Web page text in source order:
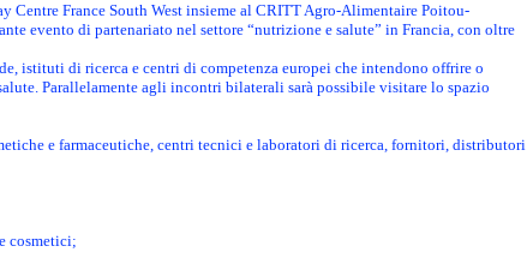
Centre France South West insieme al CRITT Agro-Alimentaire Poitou-
evento di partenariato nel settore “nutrizione e salute” in Francia, con oltre
istituti di ricerca e centri di competenza europei che intendono offrire o
Parallelamente agli incontri bilaterali sarà possibile visitare lo spazio
e farmaceutiche, centri tecnici e laboratori di ricerca, fornitori, distributori
cosmetici;